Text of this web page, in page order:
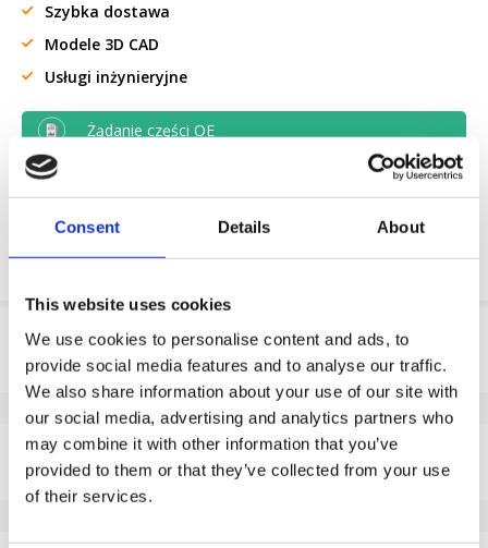
Consent Details About
This website uses cookies
We use cookies to personalise content and ads, to
provide social media features and to analyse our traffic.
We also share information about your use of our site with
our social media, advertising and analytics partners who
may combine it with other information that you’ve
provided to them or that they’ve collected from your use
of their services.
Szybka dostawa
Modele 3D CAD
Usługi inżynieryjne
Żądanie części OE
Odpornosc chemiczna
Informacje o produkcie
SKU
196810803
8718116199861
Dane techniczne
Szerokość koła (mm)